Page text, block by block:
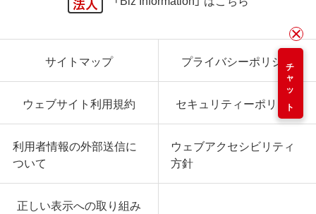
チャット
サイトマップ プライバシーポリシー
ウェブサイト利用規約 セキュリティーポリシー
利用者情報の外部送信に
ついて
ウェブアクセシビリティ
方針
正しい表示への取り組み